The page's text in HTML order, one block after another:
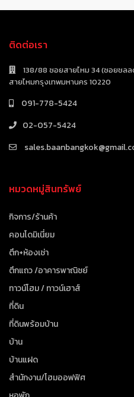
ติดต่อเรา
138/88 ซอยสายไหม 34 (ซอยชล
สายไหมกรุงเทพมหานคร 10220
091-778-5424
02-057-5424
หมวดหมู่สินทรัพย์
กิจการ/ร้านค้า
คอนโดมิเนี่ยม
ตึก+ห้องเช่า
ตึกแถว /อาคารพาณิชย์
ทาวน์โฮม / ทาวน์เฮาส์
ที่ดิน
ที่ดินพร้อมบ้าน
บ้าน
บ้านแฝด
สำนักงาน/โฮมออฟฟิศ